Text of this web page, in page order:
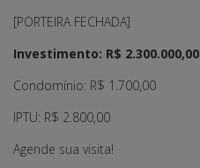
[PORTEIRA FECHADA]
Investimento: R$ 2.300.000,00
Condomínio: R$ 1.700,00
IPTU: R$ 2.800,00
Agende sua visita!